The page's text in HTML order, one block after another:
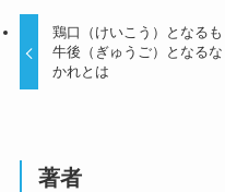
鶏口（けいこう）となるも
牛後（ぎゅうご）となるな
かれとは
著者